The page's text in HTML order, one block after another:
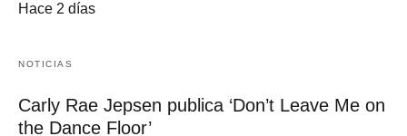
Hace 2 días
NOTICIAS
Carly Rae Jepsen publica ‘Don’t Leave Me on
the Dance Floor’